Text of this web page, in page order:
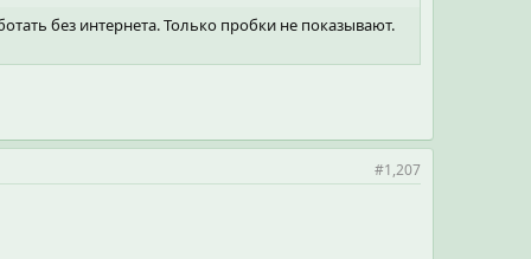
без интернета. Только пробки не показывают.
#1,207